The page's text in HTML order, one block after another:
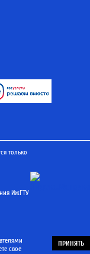
только
ИжГТУ
свое
ПРИНЯТЬ